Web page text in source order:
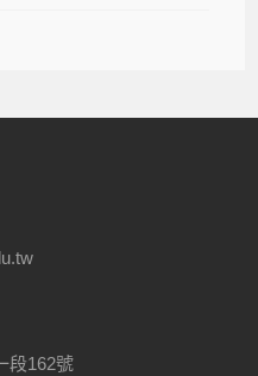
段162號